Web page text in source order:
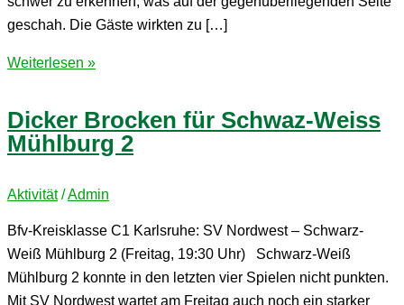
geschah. Die Gäste wirkten zu […]
Ein
auf
Messers
Schneide
Weiterlesen »
Dicker Brocken für Schwaz-Weiss
Mühlburg 2
Aktivität/Admin
Bfv-Kreisklasse C1 Karlsruhe: SV Nordwest – Schwarz-
Weiß Mühlburg 2 (Freitag, 19:30 Uhr) Schwarz-Weiß
Mühlburg 2 konnte in den letzten vier Spielen nicht punkten.
Mit SV Nordwest wartet am Freitag auch noch ein starker